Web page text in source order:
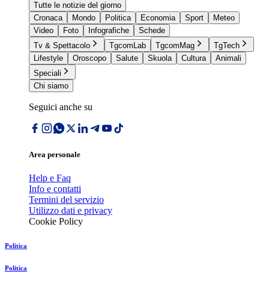
Tutte le notizie del giorno
Cronaca
Mondo Politica Economia Sport
Meteo
Video
Foto Infografiche
Schede
Tv & Spettacolo
TgcomLab TgcomMag
TgTech
Lifestyle
Oroscopo Salute Skuola Cultura
Animali
Speciali
Chi siamo
Seguici anche su
Area personale
Help e Faq
Info e contatti
Termini del servizio
Utilizzo dati e privacy
Cookie Policy
Politica
Politica